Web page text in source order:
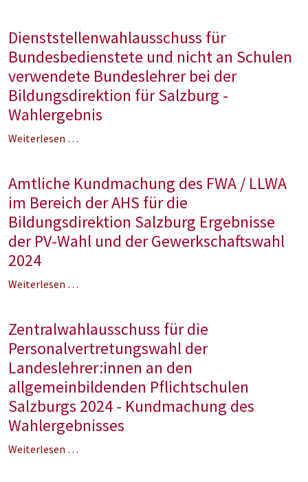
Dienststellenwahlausschuss für
Bundesbedienstete und nicht an Schulen
verwendete Bundeslehrer bei der
Bildungsdirektion für Salzburg -
Wahlergebnis
Weiterlesen …
Amtliche Kundmachung des FWA / LLWA
im Bereich der AHS für die
Bildungsdirektion Salzburg Ergebnisse
der PV-Wahl und der Gewerkschaftswahl
2024
Weiterlesen …
Zentralwahlausschuss für die
Personalvertretungswahl der
Landeslehrer:innen an den
allgemeinbildenden Pflichtschulen
Salzburgs 2024 - Kundmachung des
Wahlergebnisses
Weiterlesen …